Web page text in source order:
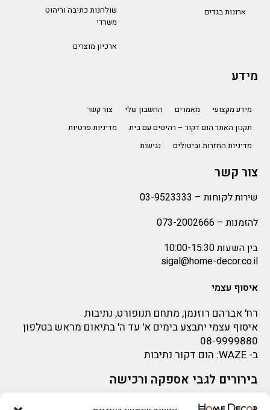
ארונות בגדים
שולחנות כתיבה וריהוט
משרדי
ארכיון מוצרים
מידע
מידע מקצועי מאמרים החשבון שלי
צור קשר
תקנון האתר הום דקור – רהיטים עם בית
מדיניות פרטיות
מדיניות החזרות וביטולים
נגישות
צור קשר
שירות לקוחות – 03-9523333
להזמנות – 073-2002666
בין השעות 10:00-15:30
sigal@home-decor.co.il
איסוף עצמי
רח' אברהם רוזנמן, מתחם תנופורט, נתיבות
איסוף עצמי יתבצע בימים א' עד ה' בתיאום מראש בטלפון
08-9999880
ב- WAZE: הום דקור נתיבות
בירורים לגבי אספקה ורכישה
בירור לגבי אספקה -ניתן לפנות למייל: sigal@home-decor.co.il